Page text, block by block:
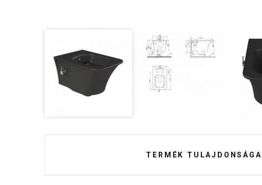
TERMÉK TULAJDONSÁGAI